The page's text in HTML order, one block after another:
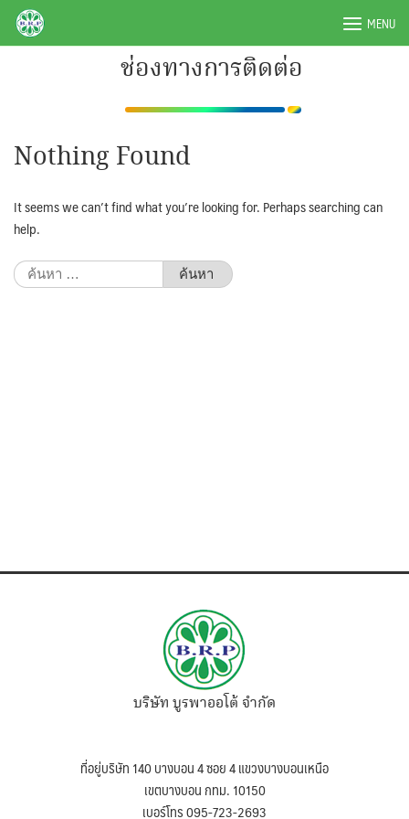
SkipBRPAUTO.COM MENU
ช่องทางการติดต่อ
Nothing Found
It seems we can’t find what you’re looking for. Perhaps searching can
help.
ค้นหา
สำหรับ:
บริษัท บูรพาออโต้ จำกัด
ที่อยู่บริษัท 140 บางบอน 4 ซอย 4 แขวงบางบอนเหนือ
เขตบางบอน กทม. 10150
เบอร์โทร 095-723-2693